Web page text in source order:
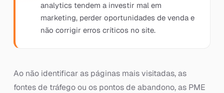
analytics tendem a investir mal em
marketing, perder oportunidades de venda e
não corrigir erros críticos no site.
Ao não identificar as páginas mais visitadas, as
fontes de tráfego ou os pontos de abandono, as PME